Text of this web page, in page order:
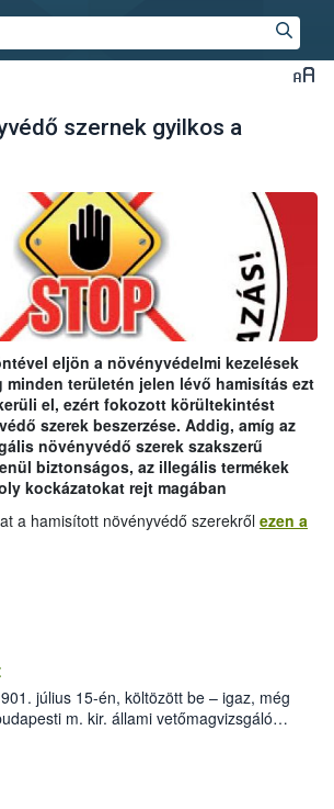
szernek gyilkos a
eljön a növényvédelmi kezelések
minden területén jelen lévő hamisítás ezt
el, ezért fokozott körültekintést
szerek beszerzése. Addig, amíg az
növényvédő szerek szakszerű
biztonságos, az illegális termékek
kockázatokat rejt magában
a hamisított növényvédő szerekről ezen a
július 15-én, költözött be – igaz, még
m. kir. állami vetőmagvizsgáló
utca 15. szám alatti, Czigler Győző által